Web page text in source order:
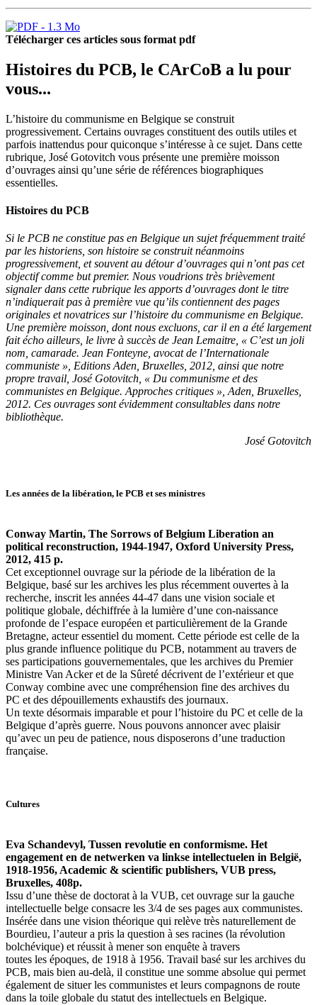
Télécharger ces articles sous format pdf
Histoires du PCB, le CArCoB a lu pour
vous...
L’histoire du communisme en Belgique se construit
progressivement. Certains ouvrages constituent des outils utiles et
parfois inattendus pour quiconque s’intéresse à ce sujet. Dans cette
rubrique, José Gotovitch vous présente une première moisson
d’ouvrages ainsi qu’une série de références biographiques
essentielles.
Histoires du PCB
Si le PCB ne constitue pas en Belgique un sujet fréquemment traité
par les historiens, son histoire se construit néanmoins
progressivement, et souvent au détour d’ouvrages qui n’ont pas cet
objectif comme but premier. Nous voudrions très brièvement
signaler dans cette rubrique les apports d’ouvrages dont le titre
n’indiquerait pas à première vue qu’ils contiennent des pages
originales et novatrices sur l’histoire du communisme en Belgique.
Une première moisson, dont nous excluons, car il en a été largement
fait écho ailleurs, le livre à succès de Jean Lemaitre, « C’est un joli
nom, camarade. Jean Fonteyne, avocat de l’Internationale
communiste », Editions Aden, Bruxelles, 2012, ainsi que notre
propre travail, José Gotovitch, « Du communisme et des
communistes en Belgique. Approches critiques », Aden, Bruxelles,
2012. Ces ouvrages sont évidemment consultables dans notre
bibliothèque.
José Gotovitch
Les années de la libération, le PCB et ses ministres
Conway Martin, The Sorrows of Belgium Liberation an
political reconstruction, 1944-1947, Oxford University Press,
2012, 415 p.
Cet exceptionnel ouvrage sur la période de la libération de la
Belgique, basé sur les archives les plus récemment ouvertes à la
recherche, inscrit les années 44-47 dans une vision sociale et
politique globale, déchiffrée à la lumière d’une con-naissance
profonde de l’espace européen et particulièrement de la Grande
Bretagne, acteur essentiel du moment. Cette période est celle de la
plus grande influence politique du PCB, notamment au travers de
ses participations gouvernementales, que les archives du Premier
Ministre Van Acker et de la Sûreté décrivent de l’extérieur et que
Conway combine avec une compréhension fine des archives du
PC et des dépouillements exhaustifs des journaux.
Un texte désormais imparable et pour l’histoire du PC et celle de la
Belgique d’après guerre. Nous pouvons annoncer avec plaisir
qu’avec un peu de patience, nous disposerons d’une traduction
française.
Cultures
Eva Schandevyl, Tussen revolutie en conformisme. Het
engagement en de netwerken va linkse intellectuelen in België,
1918-1956, Academic & scientific publishers, VUB press,
Bruxelles, 408p.
Issu d’une thèse de doctorat à la VUB, cet ouvrage sur la gauche
intellectuelle belge consacre les 3/4 de ses pages aux communistes.
Insérée dans une vision théorique qui relève très naturellement de
Bourdieu, l’auteur a pris la question à ses racines (la révolution
bolchévique) et réussit à mener son enquête à travers
toutes les époques, de 1918 à 1956. Travail basé sur les archives du
PCB, mais bien au-delà, il constitue une somme absolue qui permet
également de situer les communistes et leurs compagnons de route
dans la toile globale du statut des intellectuels en Belgique.